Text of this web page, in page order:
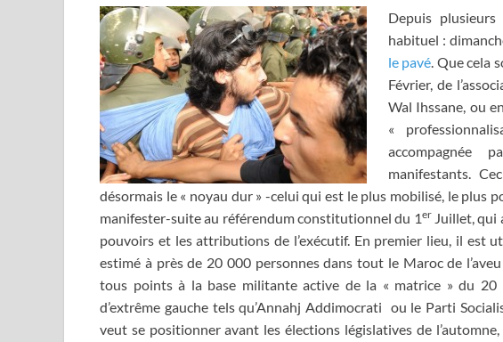
Depuis plusieurs
habituel :
le pavé. Que cela
Février, de
Wal Ihssane, ou
«
accompagnée
manifestants.
désormais le « noyau dur » -celui qui est le plus mobilisé, le plus
manifester-suite au référendum constitutionnel du 1erJuillet, qui
pouvoirs et les attributions de l’exécutif. En premier lieu, il est
estimé à près de 20 000 personnes dans tout le Maroc de
tous points à la base militante active de la « matrice » du 20
d’extrême gauche tels qu’Annahj Addimocrati ou le Parti
veut se positionner avant les élections législatives de